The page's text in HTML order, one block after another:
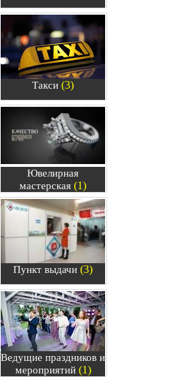
Такси (3)
Ювелирная
мастерская (1)
Пункт выдачи (3)
Ведущие праздников и
мероприятий(1)